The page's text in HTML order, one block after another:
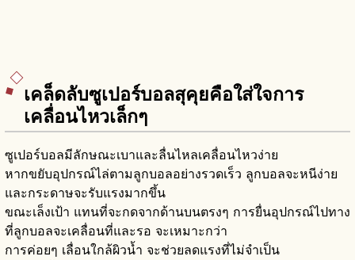
เคล็ดลับซูเปอร์บอลสุคุยคือใส่ใจการ
เคลื่อนไหวเล็กๆ
ซูเปอร์บอลมีลักษณะเบาและลื่นไหลเคลื่อนไหวง่าย
หากขยับอุปกรณ์ไล่ตามลูกบอลอย่างรวดเร็ว ลูกบอลจะหนีง่าย
และกระดาษจะรับแรงมากขึ้น
ขณะเล็งเป้า แทนที่จะกดจากด้านบนตรงๆ การยื่นอุปกรณ์ไปทาง
ที่ลูกบอลจะเคลื่อนที่และรอ จะเหมาะกว่า
การค่อยๆ เลื่อนใกล้ผิวน้ำ จะช่วยลดแรงที่ไม่จำเป็น